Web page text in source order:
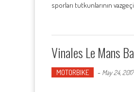
sporları tutkunlarının
Vinales Le Mans
MOTORBIKE - May 24, 2017